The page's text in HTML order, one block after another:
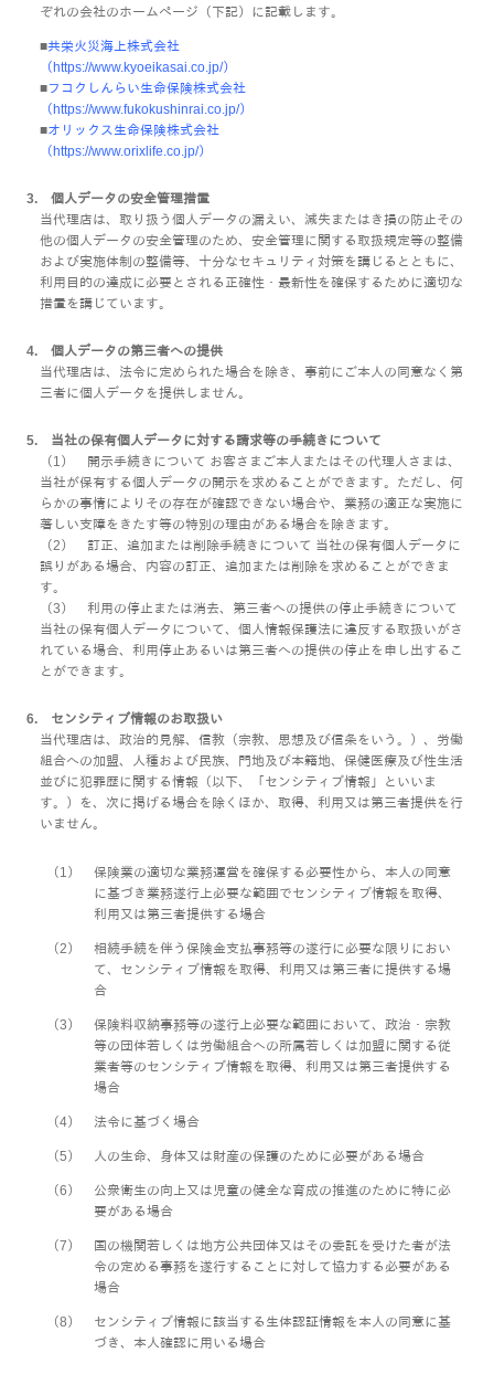
ぞれの会社のホームページ（下記）に記載します。
■共栄火災海上株式会社
（https://www.kyoeikasai.co.jp/）
■フコクしんらい生命保険株式会社
（https://www.fukokushinrai.co.jp/）
■オリックス生命保険株式会社
（https://www.orixlife.co.jp/）
3. 個人データの安全管理措置
当代理店は、取り扱う個人データの漏えい、減失またはき損の防止その
他の個人データの安全管理のため、安全管理に関する取扱規定等の整備
および実施体制の整備等、十分なセキュリティ対策を講じるとともに、
利用目的の達成に必要とされる正確性・最新性を確保するために適切な
措置を講じています。
4. 個人データの第三者への提供
当代理店は、法令に定められた場合を除き、事前にご本人の同意なく第
三者に個人データを提供しません。
5. 当社の保有個人データに対する請求等の手続きについて
（1） 開示手続きについて お客さまご本人またはその代理人さまは、
当社が保有する個人データの開示を求めることができます。ただし、何
らかの事情によりその存在が確認できない場合や、業務の適正な実施に
著しい支障をきたす等の特別の理由がある場合を除きます。
（2） 訂正、追加または削除手続きについて 当社の保有個人データに
誤りがある場合、内容の訂正、追加または削除を求めることができま
す。
（3） 利用の停止または消去、第三者への提供の停止手続きについて
当社の保有個人データについて、個人情報保護法に違反する取扱いがさ
れている場合、利用停止あるいは第三者への提供の停止を申し出するこ
とができます。
6. センシティブ情報のお取扱い
当代理店は、政治的見解、信教（宗教、思想及び信条をいう。）、労働
組合への加盟、人種および民族、門地及び本籍地、保健医療及び性生活
並びに犯罪歴に関する情報（以下、「センシティブ情報」といいま
す。）を、次に掲げる場合を除くほか、取得、利用又は第三者提供を行
いません。
（1）
保険業の適切な業務運営を確保する必要性から、本人の同意
に基づき業務遂行上必要な範囲でセンシティブ情報を取得、
利用又は第三者提供する場合
（2）
相続手続を伴う保険金支払事務等の遂行に必要な限りにおい
て、センシティブ情報を取得、利用又は第三者に提供する場
合
（3）
保険料収納事務等の遂行上必要な範囲において、政治・宗教
等の団体若しくは労働組合への所属若しくは加盟に関する従
業者等のセンシティブ情報を取得、利用又は第三者提供する
場合
（4） 法令に基づく場合
（5） 人の生命、身体又は財産の保護のために必要がある場合
（6）
公衆衛生の向上又は児童の健全な育成の推進のために特に必
要がある場合
（7）
国の機関若しくは地方公共団体又はその委託を受けた者が法
令の定める事務を遂行することに対して協力する必要がある
場合
（8）
センシティブ情報に該当する生体認証情報を本人の同意に基
づき、本人確認に用いる場合